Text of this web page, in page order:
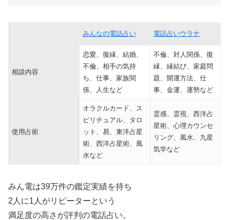
みんなの電話占い 電話占いウラナ
相談内容
恋愛、復縁、結婚、
不倫、相手の気持
ち、仕事、家族関
係、人生など
不倫、対人関係、復
縁、縁結び、家庭問
題、開運方法、仕
事、金運、運勢など
使用占術
オラクルカード、ス
ピリチュアル、タロ
ット、易、東洋占星
術、西洋占星術、風
水など
霊感、霊視、西洋占
星術、心理カウンセ
リング、風水、九星
気学など
みん電は39万件の鑑定実績を持ち
2人に1人がリピーターという
満足度の高さが評判の電話占い。